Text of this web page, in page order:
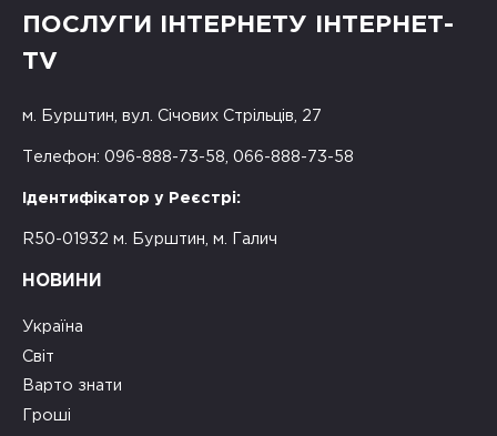
ПОСЛУГИ ІНТЕРНЕТУ ІНТЕРНЕТ-
TV
м. Бурштин, вул. Січових Стрільців, 27
Телефон: 096-888-73-58, 066-888-73-58
Ідентифікатор у Реєстрі:
R50-01932 м. Бурштин, м. Галич
НОВИНИ
Україна
Світ
Варто знати
Гроші